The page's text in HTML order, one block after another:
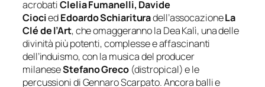
acrobatiClelia Fumanelli, Davide
CiociedEdoardo Schiarituradell’assocazioneLa
Clé de l’Art, che omaggeranno la Dea Kalì, una delle
divinità più potenti, complesse e affascinanti
dell’induismo, con la musica del producer
milaneseStefano Greco(distropical) e le
percussioni di Gennaro Scarpato. Ancora balli e